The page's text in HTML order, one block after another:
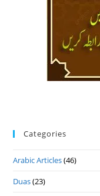
Categories
Arabic Articles(46)
Duas(23)